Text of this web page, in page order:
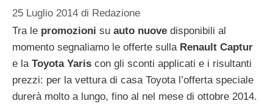
25 Luglio 2014 di Redazione
Tra le promozioni su auto nuove disponibili al
momento segnaliamo le offerte sulla Renault Captur
e la Toyota Yaris con gli sconti applicati e i risultanti
prezzi: per la vettura di casa Toyota l’offerta speciale
durerà molto a lungo, fino al nel mese di ottobre 2014.